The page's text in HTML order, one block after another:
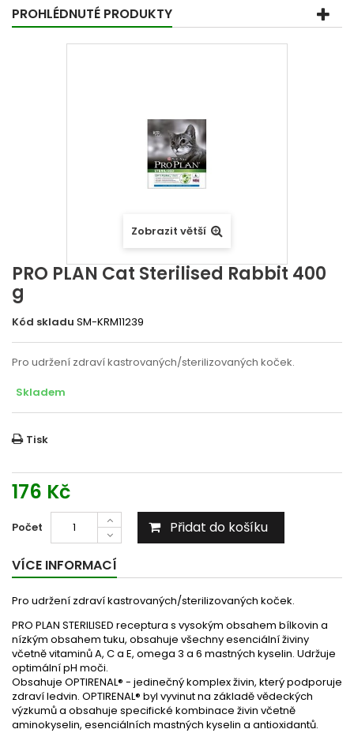
PROHLÉDNUTÉ PRODUKTY
Zobrazit větší
PRO PLAN Cat Sterilised Rabbit 400
g
Kód skladu SM-KRM11239
Pro udržení zdraví kastrovaných/sterilizovaných koček.
Skladem
Tisk
176 Kč
Počet Přidat do košíku
VÍCE INFORMACÍ
Pro udržení zdraví kastrovaných/sterilizovaných koček.
PRO PLAN STERILISED receptura s vysokým obsahem bílkovin a
nízkým obsahem tuku, obsahuje všechny esenciální živiny
včetně vitaminů A, C a E, omega 3 a 6 mastných kyselin. Udržuje
optimální pH moči.
Obsahuje OPTIRENAL® - jedinečný komplex živin, který podporuje
zdraví ledvin. OPTIRENAL® byl vyvinut na základě vědeckých
výzkumů a obsahuje specifické kombinace živin včetně
aminokyselin, esenciálních mastných kyselin a antioxidantů.